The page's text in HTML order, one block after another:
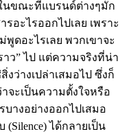
นขณะที่แบรนด์ต่างๆมัก
อะไรออกไปเลย เพราะ
ดอะไรเลย พวกเขาจะ
ว” ไป แต่ความจริงที่น่า
งว่างเปล่าเสมอไป ซึ่งก็
จะเป็นความตั้งใจหรือ
บางอย่างออกไปเสมอ
ได้กลายเป็น